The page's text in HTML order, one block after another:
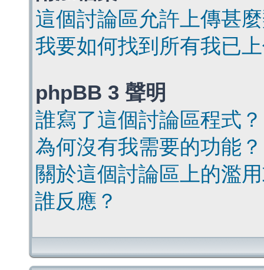
這個討論區允許上傳甚
我要如何找到所有我已
phpBB 3 聲明
誰寫了這個討論區程式？
為何沒有我需要的功能？
關於這個討論區上的濫
誰反應？